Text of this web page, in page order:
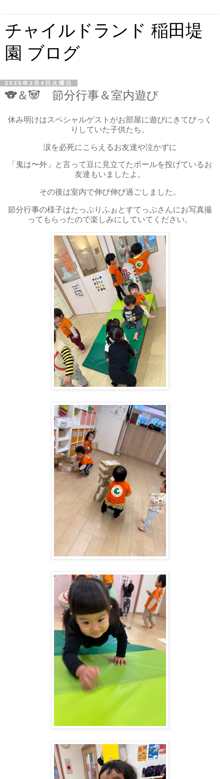
チャイルドランド 稲田堤
園 ブログ
2025年2月4日火曜日
🐨＆🐼 節分行事＆室内遊び
休み明けはスペシャルゲストがお部屋に遊びにきてびっく
りしていた子供たち。
涙を必死にこらえるお友達や泣かずに
「鬼は〜外」と言って豆に見立てたボールを投げているお
友達もいましたよ。
その後は室内で伸び伸び過ごしました。
節分行事の様子はたっぷりふぉとすてっぷさんにお写真撮
ってもらったので楽しみにしていてください。